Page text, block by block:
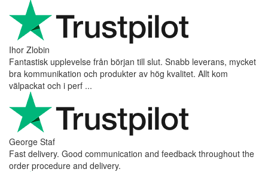
Ihor Zlobin
Fantastisk upplevelse från början till slut. Snabb leverans, mycket
bra kommunikation och produkter av hög kvalitet. Allt kom
välpackat och i perf ...
George Staf
Fast delivery. Good communication and feedback throughout the
order procedure and delivery.